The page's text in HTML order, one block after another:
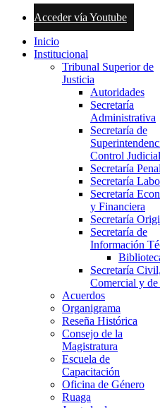
Acceder vía Youtube
Inicio
Institucional
Tribunal Superior de
Justicia
Autoridades
Secretaría
Administrativa
Secretaría de
Control Judicial
Secretaría Penal
Secretaría
Secretaría
y Financiera
Secretaría
Secretaría de
Información
Secretaría Civil,
Comercial y de
Acuerdos
Organigrama
Reseña Histórica
Consejo de la
Magistratura
Escuela de
Capacitación
Oficina de Género
Ruaga